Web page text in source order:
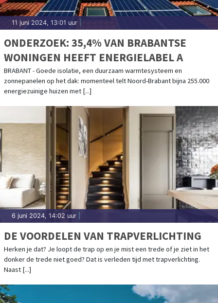
11 juni 2024, 13:01 uur
ONDERZOEK: 35,4% VAN BRABANTSE
WONINGEN HEEFT ENERGIELABEL A
BRABANT - Goede isolatie, een duurzaam warmtesysteem en
zonnepanelen op het dak: momenteel telt Noord-Brabant bijna 255.000
energiezuinige huizen met [...]
6 juni 2024, 14:02 uur
DE VOORDELEN VAN TRAPVERLICHTING
Herken je dat? Je loopt de trap op en je mist een trede of je ziet in het
donker de trede niet goed? Dat is verleden tijd met trapverlichting.
Naast [...]